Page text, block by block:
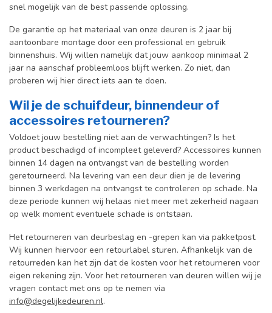
snel mogelijk van de best passende oplossing.
De garantie op het materiaal van onze deuren is 2 jaar bij
aantoonbare montage door een professional en gebruik
binnenshuis. Wij willen namelijk dat jouw aankoop minimaal 2
jaar na aanschaf probleemloos blijft werken. Zo niet, dan
proberen wij hier direct iets aan te doen.
Wil je de schuifdeur, binnendeur of
accessoires retourneren?
Voldoet jouw bestelling niet aan de verwachtingen? Is het
product beschadigd of incompleet geleverd? Accessoires kunnen
binnen 14 dagen na ontvangst van de bestelling worden
geretourneerd. Na levering van een deur dien je de levering
binnen 3 werkdagen na ontvangst te controleren op schade. Na
deze periode kunnen wij helaas niet meer met zekerheid nagaan
op welk moment eventuele schade is ontstaan.
Het retourneren van deurbeslag en -grepen kan via pakketpost.
Wij kunnen hiervoor een retourlabel sturen. Afhankelijk van de
retourreden kan het zijn dat de kosten voor het retourneren voor
eigen rekening zijn. Voor het retourneren van deuren willen wij je
vragen contact met ons op te nemen via
info@degelijkedeuren.nl.